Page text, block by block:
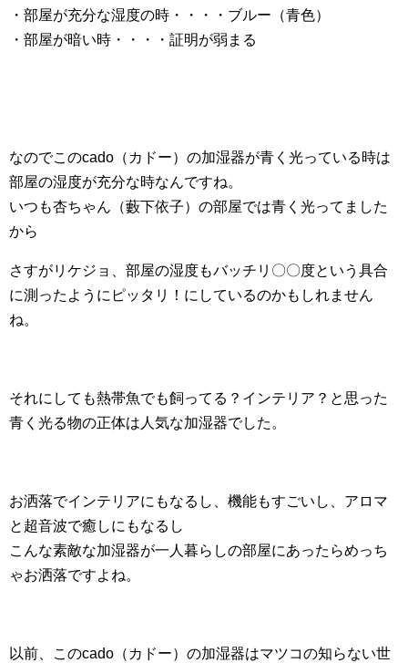
・部屋が充分な湿度の時・・・・ブルー（青色）
・部屋が暗い時・・・・証明が弱まる
なのでこのcado（カドー）の加湿器が青く光っている時は
部屋の湿度が充分な時なんですね。
いつも杏ちゃん（藪下依子）の部屋では青く光ってました
から
さすがリケジョ、部屋の湿度もバッチリ〇〇度という具合
に測ったようにピッタリ！にしているのかもしれません
ね。
それにしても熱帯魚でも飼ってる？インテリア？と思った
青く光る物の正体は人気な加湿器でした。
お洒落でインテリアにもなるし、機能もすごいし、アロマ
と超音波で癒しにもなるし
こんな素敵な加湿器が一人暮らしの部屋にあったらめっち
ゃお洒落ですよね。
以前、このcado（カドー）の加湿器はマツコの知らない世